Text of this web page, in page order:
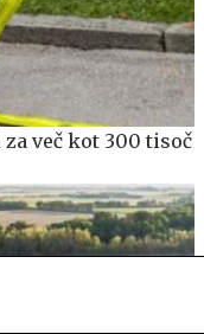
več kot 300 tisoč